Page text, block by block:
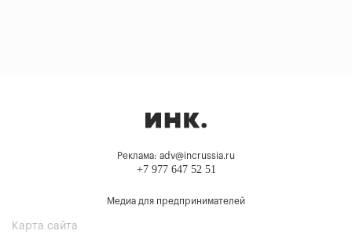
Реклама: adv@incrussia.ru
+7 977 647 52 51
Медиа для предпринимателей
Карта сайта